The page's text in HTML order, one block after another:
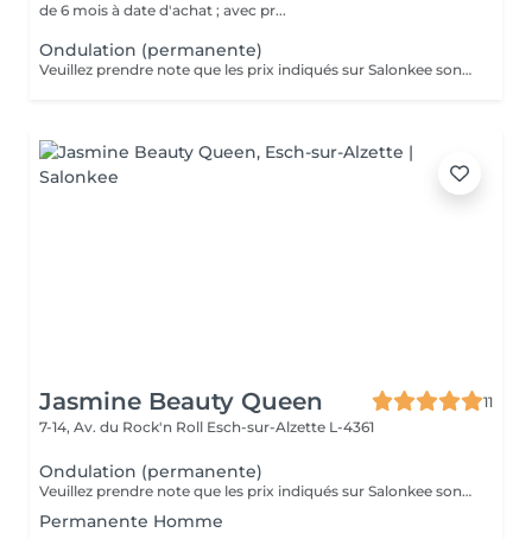
de 6 mois à date d'achat ; avec pr...
Ondulation (permanente)
Veuillez prendre note que les prix indiqués sur Salonkee sont communiqués à titre informatif et s'entendent de base. Ces derniers sont susceptibles de varier selon le diagnostic réalisé à votre arrivée au salon et l'expertise du professionnel à qui vous confiez votre beauté. Dans tous les cas, un devis précis vous sera proposé et toutes réalisations de prestations seront effectuées avec votre accord. Un grand merci d'avance pour votre compréhension. Au plaisir de vous recevoir très vite.
Jasmine Beauty Queen
11
7-14, Av. du Rock'n Roll Esch-sur-Alzette L-4361
Ondulation (permanente)
Veuillez prendre note que les prix indiqués sur Salonkee sont communiqués à titre informatif et s'entendent de base. Ces derniers sont susceptibles de varier selon le diagnostic réalisé à votre arrivée au salon et l'expertise du professionnel à qui vous confiez votre beauté. Dans tous les cas, un devis précis vous sera proposé et toutes réalisations de prestations seront effectuées avec votre accord. Un grand merci d'avance pour votre compréhension. Au plaisir de vous recevoir très vite.
Permanente Homme